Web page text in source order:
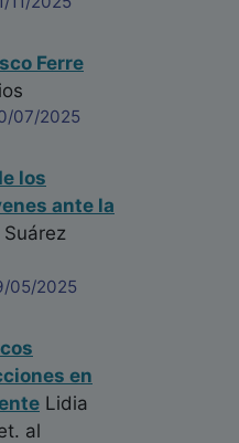
Ferre
07/2025
los
ante la
05/2025
en
Lidia
al